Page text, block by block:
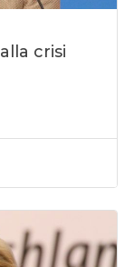
crisi